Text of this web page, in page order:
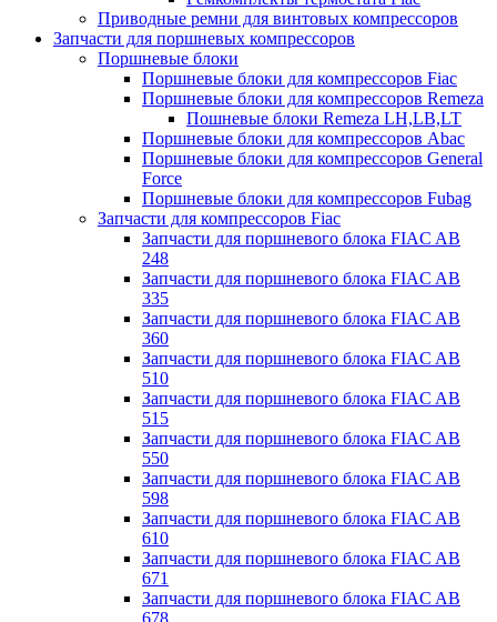
Приводные ремни для винтовых компрессоров
Запчасти для поршневых компрессоров
Поршневые блоки
Поршневые блоки для компрессоров Fiac
Поршневые блоки для компрессоров Remeza
Пошневые блоки Remeza LH,LB,LT
Поршневые блоки для компрессоров Abac
Поршневые блоки для компрессоров General
Force
Поршневые блоки для компрессоров Fubag
Запчасти для компрессоров Fiac
Запчасти для поршневого блока FIAC AB
248
Запчасти для поршневого блока FIAC AB
335
Запчасти для поршневого блока FIAC AB
360
Запчасти для поршневого блока FIAC AB
510
Запчасти для поршневого блока FIAC AB
515
Запчасти для поршневого блока FIAC AB
550
Запчасти для поршневого блока FIAC AB
598
Запчасти для поршневого блока FIAC AB
610
Запчасти для поршневого блока FIAC AB
671
Запчасти для поршневого блока FIAC AB
678